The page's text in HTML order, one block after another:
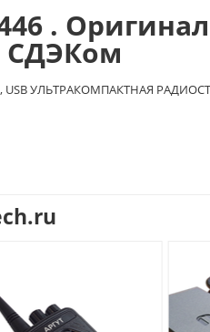
.
СДЭКом
USB УЛЬТРАКОМПАКТНАЯ